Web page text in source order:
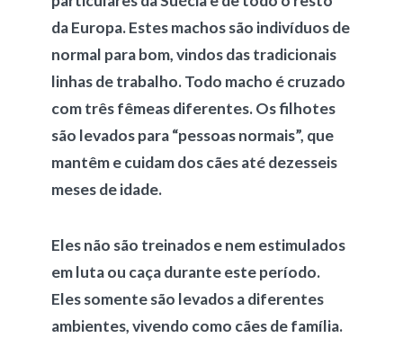
da Europa. Estes machos são indivíduos de
normal para bom, vindos das tradicionais
linhas de trabalho. Todo macho é cruzado
com três fêmeas diferentes. Os filhotes
são levados para “pessoas normais”, que
mantêm e cuidam dos cães até dezesseis
meses de idade.
Eles não são treinados e nem estimulados
em luta ou caça durante este período.
Eles somente são levados a diferentes
ambientes, vivendo como cães de família.